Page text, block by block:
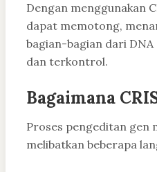
Dengan menggunakan
dapat memotong,
bagian-bagian dari
dan terkontrol.
Bagaimana
Proses pengeditan gen
melibatkan beberapa